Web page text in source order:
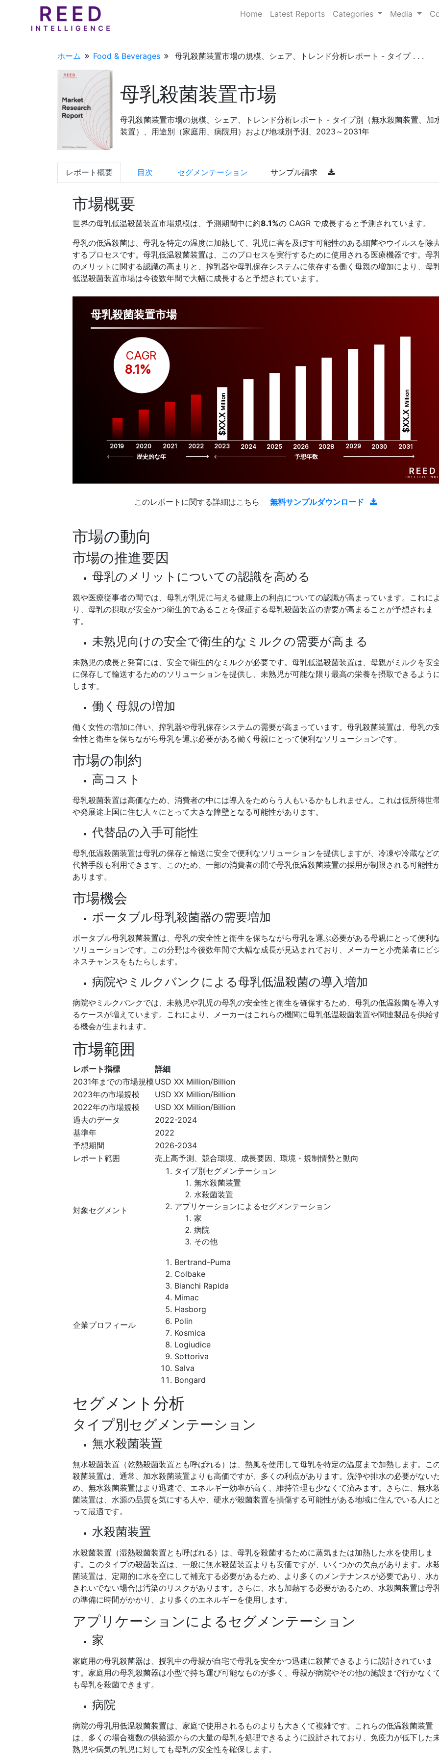
Home Latest Reports Categories Media
ホーム Food & Beverages 母乳殺菌装置市場の規模、シェア、トレンド分析レポート - タイプ . . .
母乳殺菌装置市場
母乳殺菌装置市場の規模、シェア、トレンド分析レポート - タイプ別（無水殺菌装置、加
装置）、用途別（家庭用、病院用）および地域別予測、2023～2031年
レポート概要 目次 セグメンテーション サンプル請求
市場概要
世界の母乳低温殺菌装置市場規模は、予測期間中に約8.1%の CAGR で成長すると予測されています。
母乳の低温殺菌は、母乳を特定の温度に加熱して、乳児に害を及ぼす可能性のある細菌やウイルスを除
するプロセスです。母乳低温殺菌装置は、このプロセスを実行するために使用される医療機器です。母
のメリットに関する認識の高まりと、搾乳器や母乳保存システムに依存する働く母親の増加により、母
低温殺菌装置市場は今後数年間で大幅に成長すると予想されています。
母乳殺菌装置市場
2019 2020 2021 2022 2023 2024 2025 2026 2028 2029 2030 2031
$XX.X
Million
$XX.X
Million
CAGR
8.1%
歴史的な年 予想年数
このレポートに関する詳細はこちら 無料サンプルダウンロード
市場の動向
市場の推進要因
母乳のメリットについての認識を高める
親や医療従事者の間では、母乳が乳児に与える健康上の利点についての認識が高まっています。これによ
り、母乳の摂取が安全かつ衛生的であることを保証する母乳殺菌装置の需要が高まることが予想されま
す。
未熟児向けの安全で衛生的なミルクの需要が高まる
未熟児の成長と発育には、安全で衛生的なミルクが必要です。母乳低温殺菌装置は、母親がミルクを安
に保存して輸送するためのソリューションを提供し、未熟児が可能な限り最高の栄養を摂取できるよう
します。
働く母親の増加
働く女性の増加に伴い、搾乳器や母乳保存システムの需要が高まっています。母乳殺菌装置は、母乳の
全性と衛生を保ちながら母乳を運ぶ必要がある働く母親にとって便利なソリューションです。
市場の制約
高コスト
母乳殺菌装置は高価なため、消費者の中には導入をためらう人もいるかもしれません。これは低所得世
や発展途上国に住む人々にとって大きな障壁となる可能性があります。
代替品の入手可能性
母乳低温殺菌装置は母乳の保存と輸送に安全で便利なソリューションを提供しますが、冷凍や冷蔵など
代替手段も利用できます。このため、一部の消費者の間で母乳低温殺菌装置の採用が制限される可能性
あります。
市場機会
ポータブル母乳殺菌器の需要増加
ポータブル母乳殺菌装置は、母乳の安全性と衛生を保ちながら母乳を運ぶ必要がある母親にとって便利
ソリューションです。この分野は今後数年間で大幅な成長が見込まれており、メーカーと小売業者にビ
ネスチャンスをもたらします。
病院やミルクバンクによる母乳低温殺菌の導入増加
病院やミルクバンクでは、未熟児や乳児の母乳の安全性と衛生を確保するため、母乳の低温殺菌を導入
るケースが増えています。これにより、メーカーはこれらの機関に母乳低温殺菌装置や関連製品を供給
る機会が生まれます。
市場範囲
レポート指標
詳細
2031年までの市場規模 USD XX Million/Billion
2023年の市場規模
USD XX Million/Billion
2022年の市場規模
USD XX Million/Billion
過去のデータ
2022-2024
基準年
2022
予想期間
2026-2034
レポート範囲
売上高予測、競合環境、成長要因、環境・規制情勢と動向
対象セグメント
タイプ別セグメンテーション
無水殺菌装置
水殺菌装置
アプリケーションによるセグメンテーション
家
病院
その他
企業プロフィール
Bertrand-Puma
Colbake
Bianchi Rapida
Mimac
Hasborg
Polin
Kosmica
Logiudice
Sottoriva
Salva
Bongard
セグメント分析
タイプ別セグメンテーション
無水殺菌装置
無水殺菌装置（乾熱殺菌装置とも呼ばれる）は、熱風を使用して母乳を特定の温度まで加熱します。こ
殺菌装置は、通常、加水殺菌装置よりも高価ですが、多くの利点があります。洗浄や排水の必要がない
め、無水殺菌装置はより迅速で、エネルギー効率が高く、維持管理も少なくて済みます。さらに、無水
菌装置は、水源の品質を気にする人や、硬水が殺菌装置を損傷する可能性がある地域に住んでいる人にと
って最適です。
水殺菌装置
水殺菌装置（湿熱殺菌装置とも呼ばれる）は、母乳を殺菌するために蒸気または加熱した水を使用しま
す。このタイプの殺菌装置は、一般に無水殺菌装置よりも安価ですが、いくつかの欠点があります。水
菌装置は、定期的に水を空にして補充する必要があるため、より多くのメンテナンスが必要であり、水
きれいでない場合は汚染のリスクがあります。さらに、水も加熱する必要があるため、水殺菌装置は母
の準備に時間がかかり、より多くのエネルギーを使用します。
アプリケーションによるセグメンテーション
家
家庭用の母乳殺菌器は、授乳中の母親が自宅で母乳を安全かつ迅速に殺菌できるように設計されていま
す。家庭用の母乳殺菌器は小型で持ち運び可能なものが多く、母親が病院やその他の施設まで行かなく
も母乳を殺菌できます。
病院
病院の母乳用低温殺菌装置は、家庭で使用されるものよりも大きくて複雑です。これらの低温殺菌装置
は、多くの場合複数の供給源からの大量の母乳を処理できるように設計されており、免疫力が低下した
熟児や病気の乳児に対しても母乳の安全性を確保します。